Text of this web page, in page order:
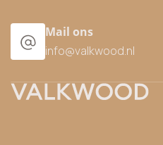
Mail ons
info@valkwood.nl